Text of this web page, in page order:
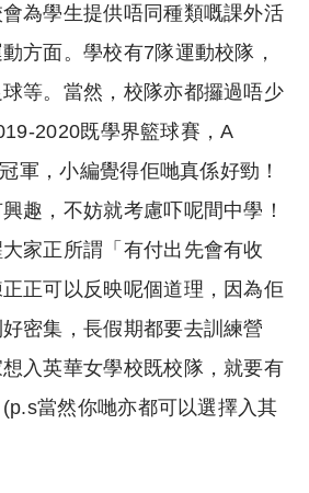
為學生提供唔同種類嘅課外活
方面。學校有7隊運動校隊，
等。當然，校隊亦都攞過唔少
2020既學界籃球賽，A
軍，小編覺得佢哋真係好勁！
趣，不妨就考慮吓呢間中學！
家正所謂「有付出先會有收
正可以反映呢個道理，因為佢
密集，長假期都要去訓練營
入英華女學校既校隊，就要有
當然你哋亦都可以選擇入其